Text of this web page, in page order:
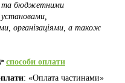
та бюджетними
організаціями, а також
способи оплати
: «Оплата частинами»